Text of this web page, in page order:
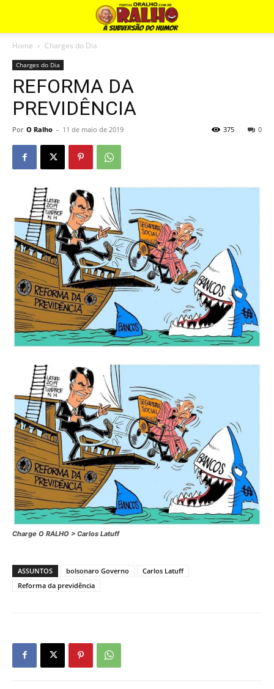
Home Charges do Dia
Charges do Dia
REFORMA DA
PREVIDÊNCIA
Por O Ralho - 11 de maio de 2019 0
375
Charge O RALHO > Carlos Latuff
ASSUNTOS bolsonaro Governo
Carlos Latuff
Reforma da previdência